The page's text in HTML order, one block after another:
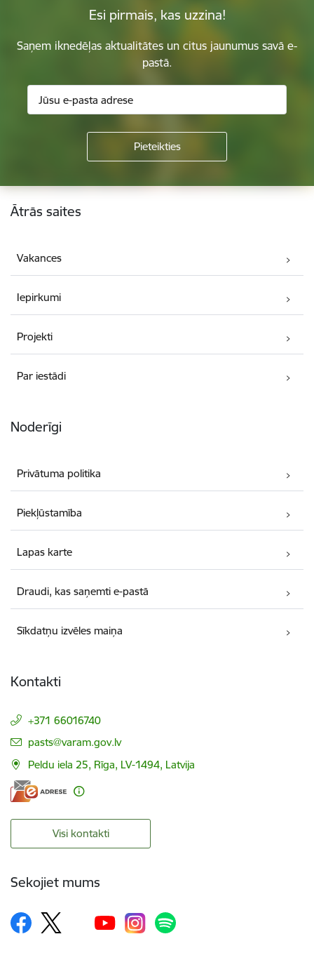
Esi pirmais, kas uzzina!
Saņem iknedēļas aktualitātes un citus jaunumus savā e-
pastā.
Kājene
Ātrās saites
Vakances
Iepirkumi
Projekti
Par iestādi
Noderīgi
Privātuma politika
Piekļūstamība
Lapas karte
Draudi, kas saņemti e-pastā
Sīkdatņu izvēles maiņa
Kontakti
+371 66016740
E-pasts:
pasts@varam.gov.lv
Peldu iela 25, Rīga, LV-1494, Latvija
Visi kontakti
Sekojiet mums